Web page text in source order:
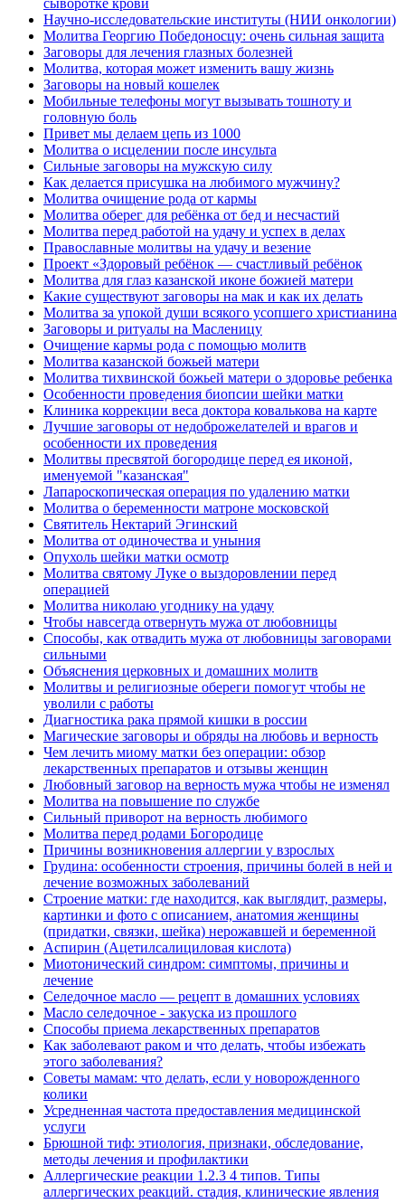
сыворотке крови
Научно-исследовательские институты (НИИ онкологии)
Молитва Георгию Победоносцу: очень сильная защита
Заговоры для лечения глазных болезней
Молитва, которая может изменить вашу жизнь
Заговоры на новый кошелек
Мобильные телефоны могут вызывать тошноту и
головную боль
Привет мы делаем цепь из 1000
Молитва о исцелении после инсульта
Сильные заговоры на мужскую силу
Как делается присушка на любимого мужчину?
Молитва очищение рода от кармы
Молитва оберег для ребёнка от бед и несчастий
Молитва перед работой на удачу и успех в делах
Православные молитвы на удачу и везение
Проект «Здоровый ребёнок — счастливый ребёнок
Молитва для глаз казанской иконе божией матери
Какие существуют заговоры на мак и как их делать
Молитва за упокой души всякого усопшего христианина
Заговоры и ритуалы на Масленицу
Очищение кармы рода с помощью молитв
Молитва казанской божьей матери
Молитва тихвинской божьей матери о здоровье ребенка
Особенности проведения биопсии шейки матки
Клиника коррекции веса доктора ковалькова на карте
Лучшие заговоры от недоброжелателей и врагов и
особенности их проведения
Молитвы пресвятой богородице перед ея иконой,
именуемой "казанская"
Лапароскопическая операция по удалению матки
Молитва о беременности матроне московской
Святитель Нектарий Эгинский
Молитва от одиночества и уныния
Опухоль шейки матки осмотр
Молитва святому Луке о выздоровлении перед
операцией
Молитва николаю угоднику на удачу
Чтобы навсегда отвернуть мужа от любовницы
Способы, как отвадить мужа от любовницы заговорами
сильными
Объяснения церковных и домашних молитв
Молитвы и религиозные обереги помогут чтобы не
уволили с работы
Диагностика рака прямой кишки в россии
Магические заговоры и обряды на любовь и верность
Чем лечить миому матки без операции: обзор
лекарственных препаратов и отзывы женщин
Любовный заговор на верность мужа чтобы не изменял
Молитва на повышение по службе
Сильный приворот на верность любимого
Молитва перед родами Богородице
Причины возникновения аллергии у взрослых
Грудина: особенности строения, причины болей в ней и
лечение возможных заболеваний
Строение матки: где находится, как выглядит, размеры,
картинки и фото с описанием, анатомия женщины
(придатки, связки, шейка) нерожавшей и беременной
Аспирин (Ацетилсалициловая кислота)
Миотонический синдром: симптомы, причины и
лечение
Селедочное масло — рецепт в домашних условиях
Масло селедочное - закуска из прошлого
Способы приема лекарственных препаратов
Как заболевают раком и что делать, чтобы избежать
этого заболевания?
Советы мамам: что делать, если у новорожденного
колики
Усредненная частота предоставления медицинской
услуги
Брюшной тиф: этиология, признаки, обследование,
методы лечения и профилактики
Аллергические реакции 1.2.3 4 типов. Типы
аллергических реакций. стадия, клинические явления